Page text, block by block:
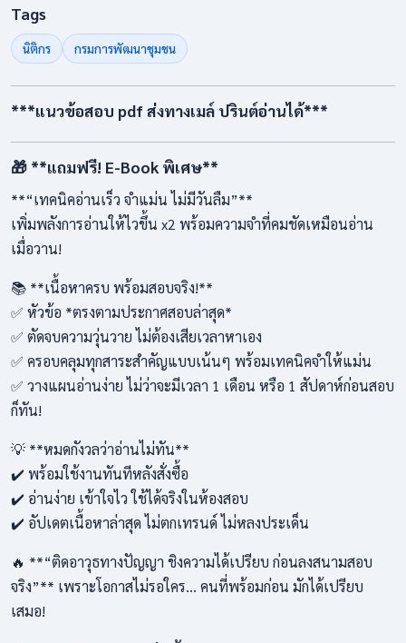
Tags
นิติกร กรมการพัฒนาชุมชน
***แนวข้อสอบ pdf ส่งทางเมล์ ปรินต์อ่านได้***
🎁 **แถมฟรี! E-Book พิเศษ**
**“เทคนิคอ่านเร็ว จำแม่น ไม่มีวันลืม”**
เพิ่มพลังการอ่านให้ไวขึ้น x2 พร้อมความจำที่คมชัดเหมือนอ่าน
เมื่อวาน!
📚 **เนื้อหาครบ พร้อมสอบจริง!**
✅ หัวข้อ *ตรงตามประกาศสอบล่าสุด*
✅ ตัดจบความวุ่นวาย ไม่ต้องเสียเวลาหาเอง
✅ ครอบคลุมทุกสาระสำคัญแบบเน้นๆ พร้อมเทคนิคจำให้แม่น
✅ วางแผนอ่านง่าย ไม่ว่าจะมีเวลา 1 เดือน หรือ 1 สัปดาห์ก่อนสอบ
ก็ทัน!
💡 **หมดกังวลว่าอ่านไม่ทัน**
✔️ พร้อมใช้งานทันทีหลังสั่งซื้อ
✔️ อ่านง่าย เข้าใจไว ใช้ได้จริงในห้องสอบ
✔️ อัปเดตเนื้อหาล่าสุด ไม่ตกเทรนด์ ไม่หลงประเด็น
🔥 **“ติดอาวุธทางปัญญา ชิงความได้เปรียบ ก่อนลงสนามสอบ
จริง”** เพราะโอกาสไม่รอใคร… คนที่พร้อมก่อน มักได้เปรียบ
เสมอ!